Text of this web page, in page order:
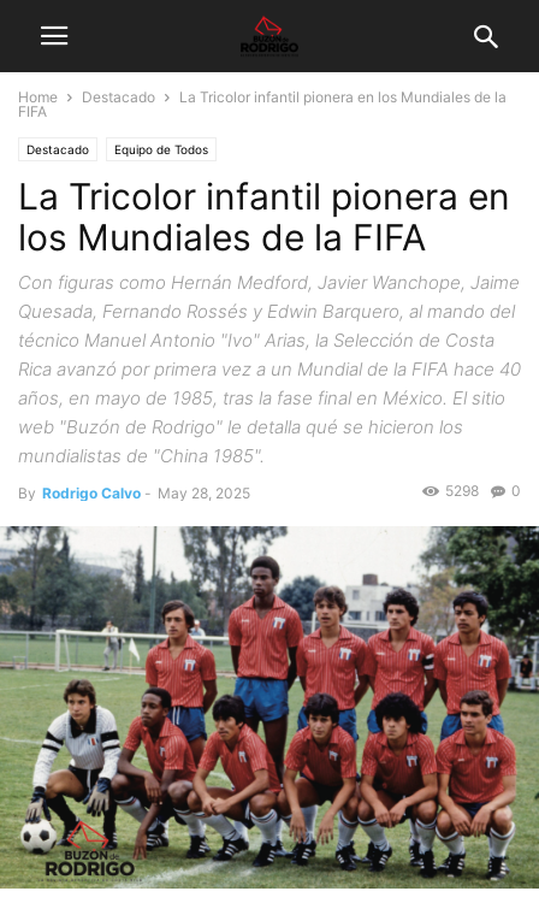
Home Destacado
La Tricolor infantil pionera en los Mundiales de la
FIFA
Destacado Equipo de Todos
La Tricolor infantil pionera en
los Mundiales de la FIFA
Con figuras como Hernán Medford, Javier Wanchope, Jaime
Quesada, Fernando Rossés y Edwin Barquero, al mando del
técnico Manuel Antonio "Ivo" Arias, la Selección de Costa
Rica avanzó por primera vez a un Mundial de la FIFA hace 40
años, en mayo de 1985, tras la fase final en México. El sitio
web "Buzón de Rodrigo" le detalla qué se hicieron los
mundialistas de "China 1985".
By Rodrigo Calvo - May 28, 2025 0
5298